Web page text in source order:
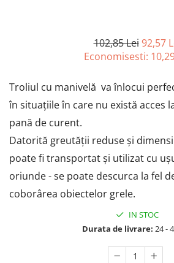
Masini de gaurit si Insurubat
Polizoare
Pompe Combustibil
Prelungitoare
Protectia muncii
Scule Pneumatice
Slefuitoare
Suport motocicleta
102,85 Lei 92,57
Economisesti:
Troliul cu manivelă va înlocui
în situațiile în care nu există acces
pană de curent.
Datorită greutății reduse și
poate fi transportat și utilizat cu
oriunde - se poate descurca la fel
coborârea obiectelor grele.
IN STOC
Durata de livrare: 24 -